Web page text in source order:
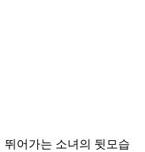
어가는 소녀의 뒷모습